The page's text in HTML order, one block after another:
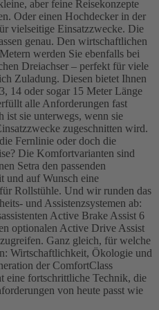
aber feine Reisekonzepte
Oder einen Hochdecker in der
vielseitige Einsatzzwecke. Die
genau. Den wirtschaftlichen
werden Sie ebenfalls bei
Dreiachser – perfekt für viele
Zuladung. Diesen bietet Ihnen
14 oder sogar 15 Meter Länge
alle Anforderungen fast
ist sie unterwegs, wenn sie
zugeschnitten wird.
Fernlinie oder doch die
Die Komfortvarianten sind
Setra den passenden
und auf Wunsch eine
Rollstühle. Und wir runden das
und Assistenzsystemen ab:
Active Brake Assist 6
optionalen Active Drive Assist
Ganz gleich, für welche
Wirtschaftlichkeit, Ökologie und
der ComfortClass
eine fortschrittliche Technik, die
von heute passt wie